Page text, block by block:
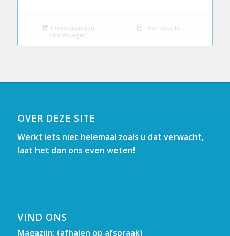
Toevoegen aan
winkelwagen
Toon details
OVER DEZE SITE
Werkt iets niet helemaal zoals u dat verwacht,
laat het dan ons even weten!
VIND ONS
Magazijn: (afhalen op afspraak)